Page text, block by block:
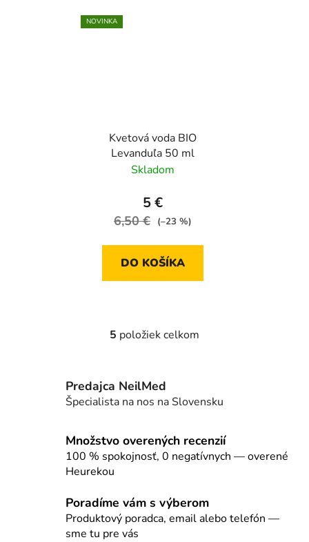
NOVINKA
Kvetová voda BIO
Levanduľa 50 ml
Skladom
5 €
6,50 € (–23 %)
DO KOŠÍKA
O
á
d
i
e
v
k
5 položiek celkom
Predajca NeilMed
Špecialista na nos na Slovensku
Množstvo overených recenzií
100 % spokojnosť, 0 negatívnych — overené
Heurekou
Poradíme vám s výberom
Produktový poradca, email alebo telefón —
sme tu pre vás